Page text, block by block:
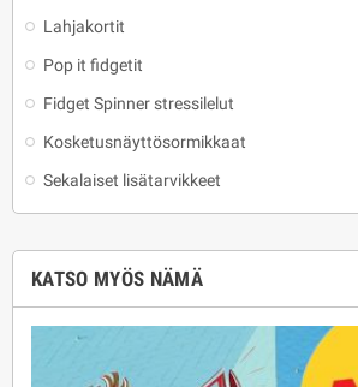
Lahjakortit
Pop it fidgetit
Fidget Spinner stressilelut
Kosketusnäyttösormikkaat
Sekalaiset lisätarvikkeet
KATSO MYÖS NÄMÄ